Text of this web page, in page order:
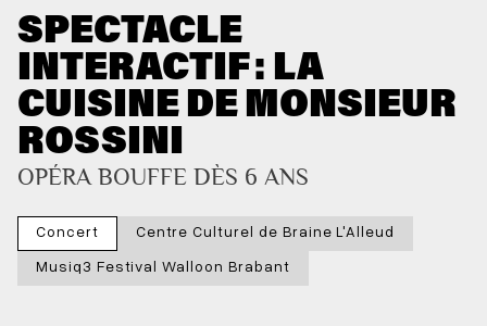
SPECTACLE
INTERACTIF : LA
CUISINE DE MONSIEUR
ROSSINI
OPÉRA BOUFFE DÈS 6 ANS
Concert
Centre Culturel de Braine L'Alleud
Musiq3 Festival Walloon Brabant